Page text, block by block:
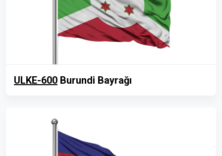
ULKE-600 Burundi Bayrağı